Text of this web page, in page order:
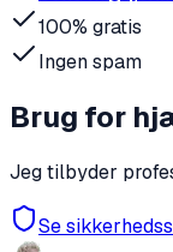
100% gratis
Ingen spam
Brug for
Jeg tilbyder
Se